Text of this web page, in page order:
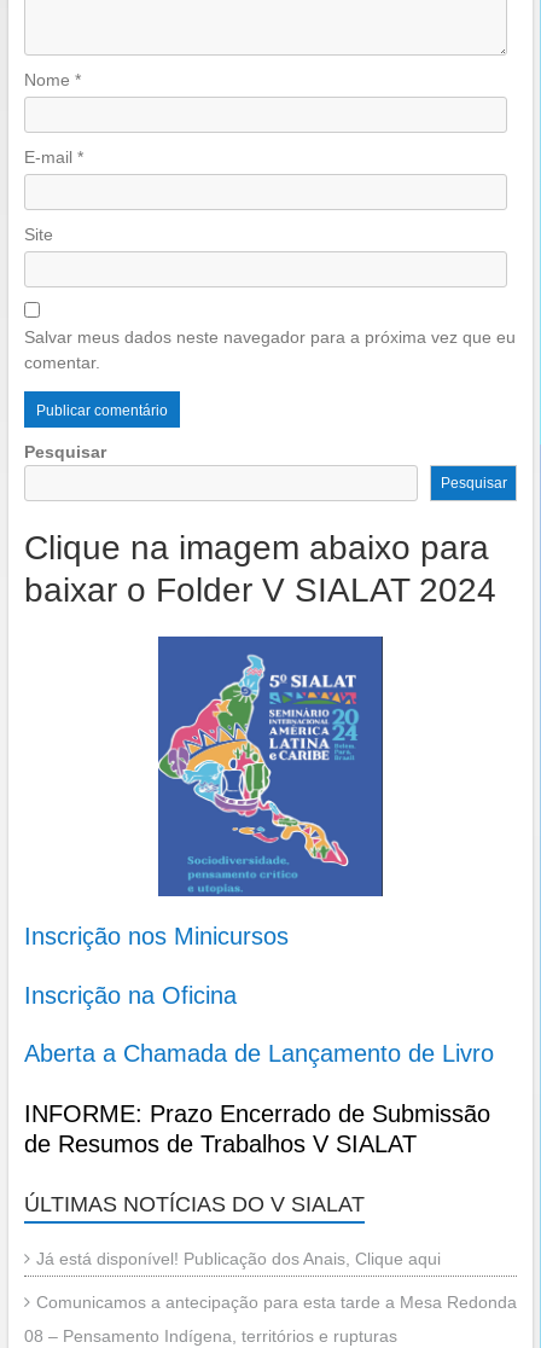
Nome *
E-mail *
Site
Salvar meus dados neste navegador para a próxima vez que eu
comentar.
Pesquisar
Pesquisar
Clique na imagem abaixo para
baixar o Folder V SIALAT 2024
Inscrição nos Minicursos
Inscrição na Oficina
Aberta a Chamada de Lançamento de Livro
INFORME: Prazo Encerrado de Submissão
de Resumos de Trabalhos V SIALAT
ÚLTIMAS NOTÍCIAS DO V SIALAT
Já está disponível! Publicação dos Anais, Clique aqui
Comunicamos a antecipação para esta tarde a Mesa Redonda
08 – Pensamento Indígena, territórios e rupturas